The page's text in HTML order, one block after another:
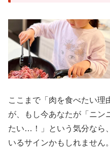
ここまで「肉を食べたい理
が、もし今あなたが「ニン
たい…！」という気分なら
いるサインかもしれません。